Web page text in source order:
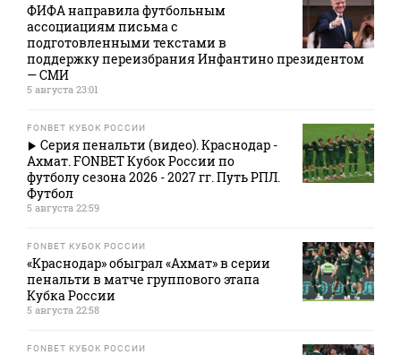
ФИФА направила футбольным
ассоциациям письма с
подготовленными текстами в
поддержку переизбрания Инфантино президентом
— СМИ
5 августа 23:01
FONBET КУБОК РОССИИ
Серия пенальти (видео). Краснодар -
Ахмат. FONBET Кубок России по
футболу сезона 2026 - 2027 гг. Путь РПЛ.
Футбол
5 августа 22:59
FONBET КУБОК РОССИИ
«Краснодар» обыграл «Ахмат» в серии
пенальти в матче группового этапа
Кубка России
5 августа 22:58
FONBET КУБОК РОССИИ